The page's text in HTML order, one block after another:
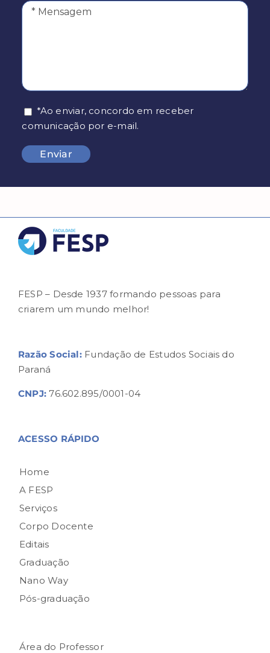
*Ao enviar, concordo em receber
comunicação por e-mail.
FESP – Desde 1937 formando pessoas para
criarem um mundo melhor!
Razão Social:Fundação de Estudos Sociais do
Paraná
CNPJ: 76.602.895/0001-04
ACESSO RÁPIDO
Home
A FESP
Serviços
Corpo Docente
Editais
Graduação
Nano Way
Pós-graduação
Área do Professor